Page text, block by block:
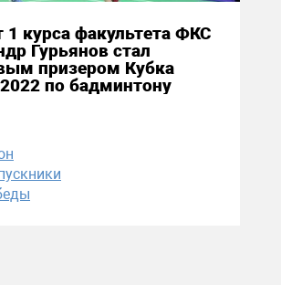
1 курса факультета ФКС
Гурьянов стал
призером Кубка
по бадминтону